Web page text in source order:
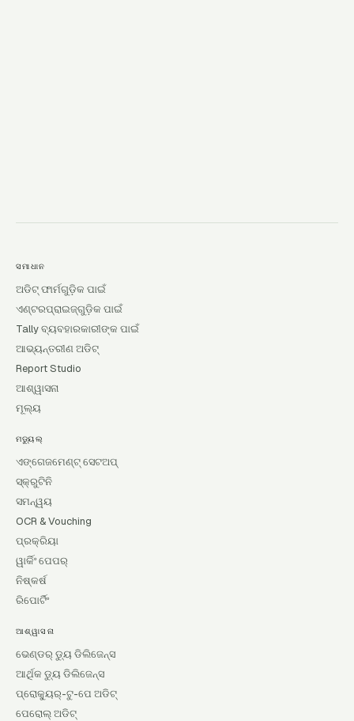
ସମାଧାନ
ଅଡିଟ୍ ଫାର୍ମଗୁଡ଼ିକ ପାଇଁ
ଏଣ୍ଟରପ୍ରାଇଜ୍‌ଗୁଡ଼ିକ ପାଇଁ
Tally ବ୍ୟବହାରକାରୀଙ୍କ ପାଇଁ
ଆଭ୍ୟନ୍ତରୀଣ ଅଡିଟ୍
Report Studio
ଆଶ୍ୱାସନା
ମୂଲ୍ୟ
ମଡ୍ୟୁଲ୍
ଏଙ୍ଗେଜମେଣ୍ଟ୍ ସେଟଅପ୍
ସ୍କ୍ରୁଟିନି
ସମନ୍ୱୟ
OCR & Vouching
ପ୍ରକ୍ରିୟା
ୱାର୍କିଂ ପେପର୍
ନିଷ୍କର୍ଷ
ରିପୋର୍ଟିଂ
ଆଶ୍ୱାସନା
ଭେଣ୍ଡର୍ ଡ୍ୟୁ ଡିଲିଜେନ୍ସ
ଆର୍ଥିକ ଡ୍ୟୁ ଡିଲିଜେନ୍ସ
ପ୍ରୋକ୍ୟୁର୍-ଟୁ-ପେ ଅଡିଟ୍
ପେରୋଲ୍ ଅଡିଟ୍